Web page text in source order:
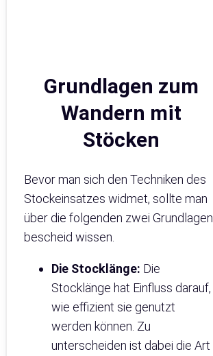
Grundlagen zum
Wandern mit
Stöcken
Bevor man sich den Techniken des
Stockeinsatzes widmet, sollte man
über die folgenden zwei Grundlagen
bescheid wissen.
Die Stocklänge: Die
Stocklänge hat Einfluss darauf,
wie effizient sie genutzt
werden können. Zu
unterscheiden ist dabei die Art